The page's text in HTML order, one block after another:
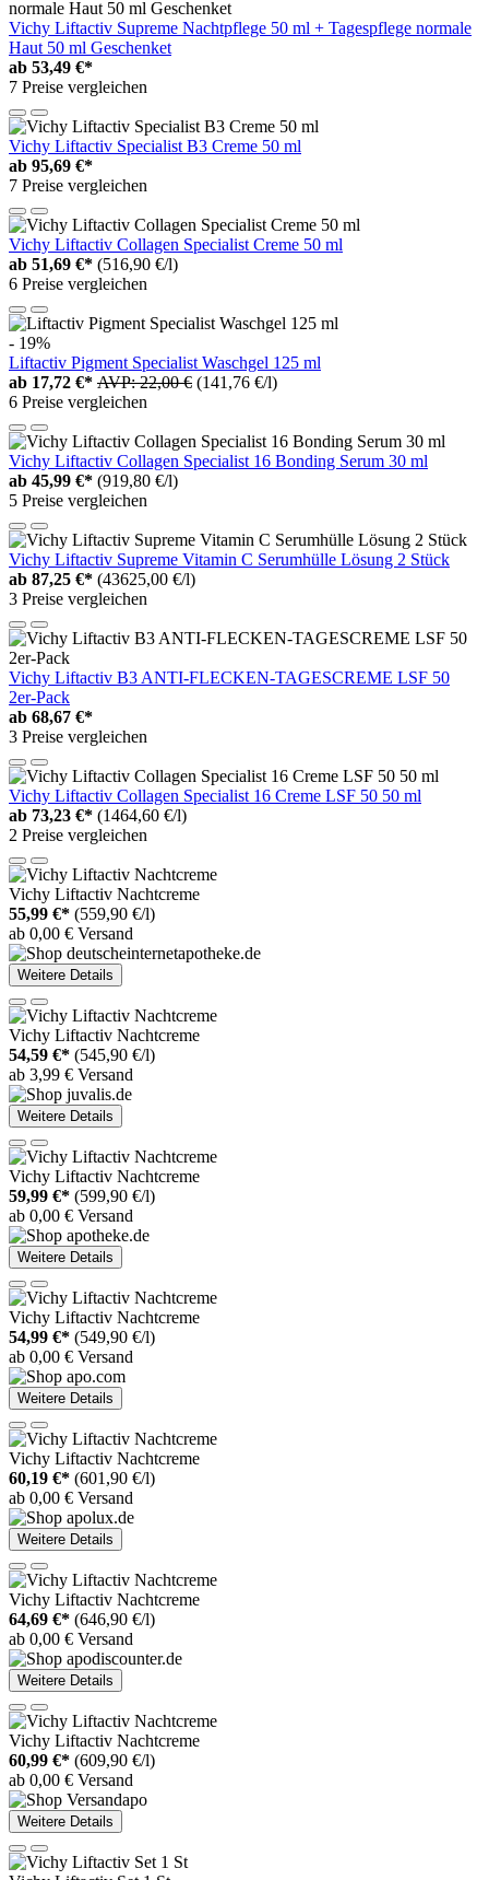
Vichy Liftactiv Supreme Nachtpflege 50 ml + Tagespflege normale
Haut 50 ml Geschenket
ab 53,49 €*
7 Preise vergleichen
Vichy Liftactiv Specialist B3 Creme 50 ml
ab 95,69 €*
7 Preise vergleichen
Vichy Liftactiv Collagen Specialist Creme 50 ml
ab 51,69 €* (516,90 €/l)
6 Preise vergleichen
- 19%
Liftactiv Pigment Specialist Waschgel 125 ml
ab 17,72 €* AVP: 22,00 € (141,76 €/l)
6 Preise vergleichen
Vichy Liftactiv Collagen Specialist 16 Bonding Serum 30 ml
ab 45,99 €* (919,80 €/l)
5 Preise vergleichen
Vichy Liftactiv Supreme Vitamin C Serumhülle Lösung 2 Stück
ab 87,25 €* (43625,00 €/l)
3 Preise vergleichen
Vichy Liftactiv B3 ANTI-FLECKEN-TAGESCREME LSF 50
2er-Pack
ab 68,67 €*
3 Preise vergleichen
Vichy Liftactiv Collagen Specialist 16 Creme LSF 50 50 ml
ab 73,23 €* (1464,60 €/l)
2 Preise vergleichen
Vichy Liftactiv Nachtcreme
55,99 €* (559,90 €/l)
ab 0,00 € Versand
Weitere Details
Vichy Liftactiv Nachtcreme
54,59 €* (545,90 €/l)
ab 3,99 € Versand
Weitere Details
Vichy Liftactiv Nachtcreme
59,99 €* (599,90 €/l)
ab 0,00 € Versand
Weitere Details
Vichy Liftactiv Nachtcreme
54,99 €* (549,90 €/l)
ab 0,00 € Versand
Weitere Details
Vichy Liftactiv Nachtcreme
60,19 €* (601,90 €/l)
ab 0,00 € Versand
Weitere Details
Vichy Liftactiv Nachtcreme
64,69 €* (646,90 €/l)
ab 0,00 € Versand
Weitere Details
Vichy Liftactiv Nachtcreme
60,99 €* (609,90 €/l)
ab 0,00 € Versand
Weitere Details